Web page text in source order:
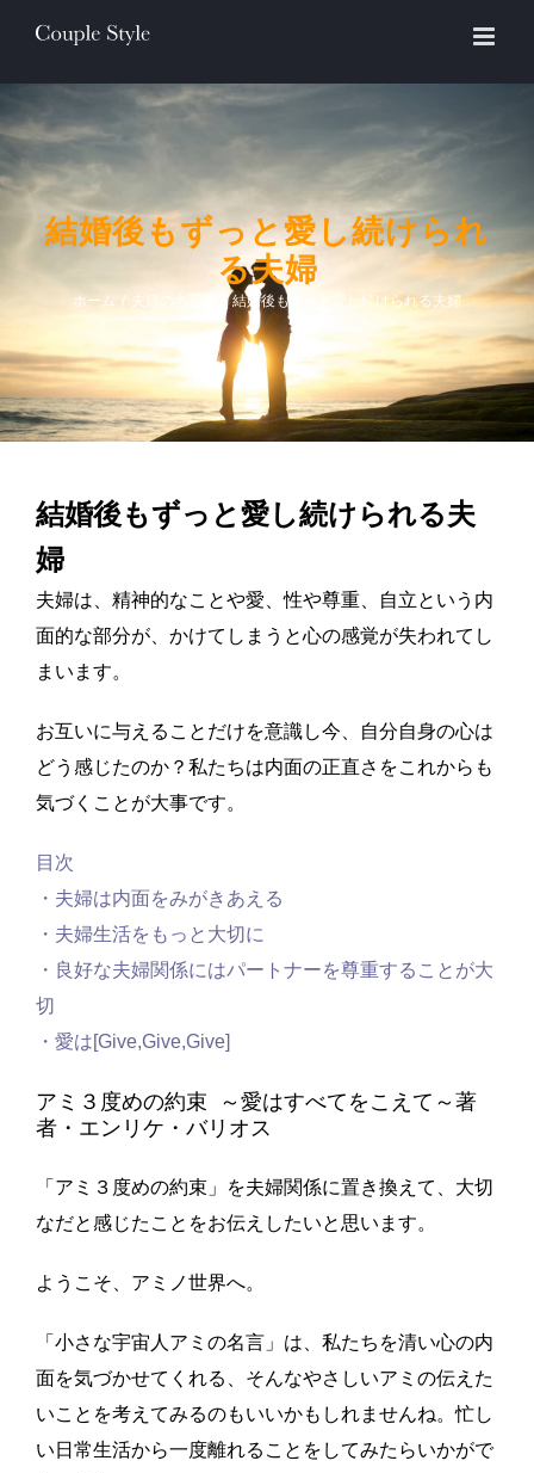
content
結婚後もずっと愛し続けられ
る夫婦
ホーム / 夫婦の名言集 結婚後もずっと愛し続けられる夫婦
結婚後もずっと愛し続けられる夫
婦
夫婦は、精神的なことや愛、性や尊重、自立という内
面的な部分が、かけてしまうと心の感覚が失われてし
まいます。
お互いに与えることだけを意識し今、自分自身の心は
どう感じたのか？私たちは内面の正直さをこれからも
気づくことが大事です。
目次
・夫婦は内面をみがきあえる
・夫婦生活をもっと大切に
・良好な夫婦関係にはパートナーを尊重することが大
切
・愛は[Give,Give,Give]
アミ３度めの約束 ～愛はすべてをこえて～著
者・エンリケ・バリオス
「アミ３度めの約束」を夫婦関係に置き換えて、大切
なだと感じたことをお伝えしたいと思います。
ようこそ、アミノ世界へ。
「小さな宇宙人アミの名言」は、私たちを清い心の内
面を気づかせてくれる、そんなやさしいアミの伝えた
いことを考えてみるのもいいかもしれませんね。忙し
い日常生活から一度離れることをしてみたらいかがで